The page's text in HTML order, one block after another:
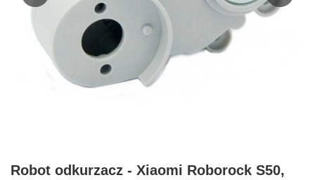
Robot odkurzacz - Xiaomi Roborock S50,